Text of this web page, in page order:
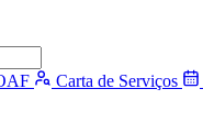
Carta de Serviços